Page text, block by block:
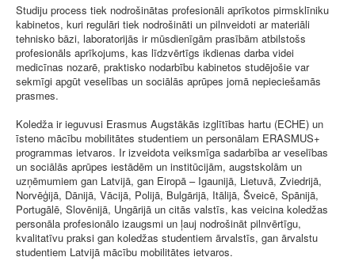
Studiju process tiek nodrošinātas profesionāli aprīkotos pirmsklīniku
kabinetos, kuri regulāri tiek nodrošināti un pilnveidoti ar materiāli
tehnisko bāzi, laboratorijās ir mūsdienīgām prasībām atbilstošs
profesionāls aprīkojums, kas līdzvērtīgs ikdienas darba videi
medicīnas nozarē, praktisko nodarbību kabinetos studējošie var
sekmīgi apgūt veselības un sociālās aprūpes jomā nepieciešamās
prasmes.
Koledža ir ieguvusi Erasmus Augstākās izglītības hartu (ECHE) un
īsteno mācību mobilitātes studentiem un personālam ERASMUS+
programmas ietvaros. Ir izveidota veiksmīga sadarbība ar veselības
un sociālās aprūpes iestādēm un institūcijām, augstskolām un
uzņēmumiem gan Latvijā, gan Eiropā – Igaunijā, Lietuvā, Zviedrijā,
Norvēģijā, Dānijā, Vācijā, Polijā, Bulgārijā, Itālijā, Šveicē, Spānijā,
Portugālē, Slovēnijā, Ungārijā un citās valstīs, kas veicina koledžas
personāla profesionālo izaugsmi un ļauj nodrošināt pilnvērtīgu,
kvalitatīvu praksi gan koledžas studentiem ārvalstīs, gan ārvalstu
studentiem Latvijā mācību mobilitātes ietvaros.